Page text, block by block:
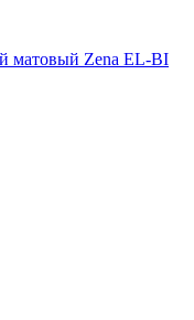
матовый Zena EL-BI